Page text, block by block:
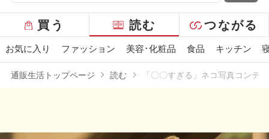
ー
バ
買う 読む つながる
お気に入り ファッション 美容･化粧品 食品 キッチン
通販生活トップページ 読む 「〇〇すぎる」ネコ写真コンテ